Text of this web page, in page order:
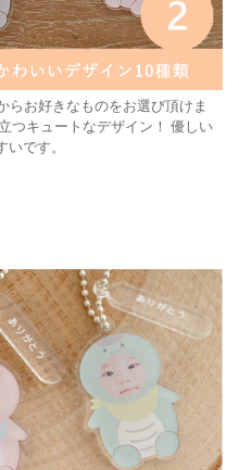
らお好きなものをお選び頂けま
つキュートなデザイン！ 優しい
です。